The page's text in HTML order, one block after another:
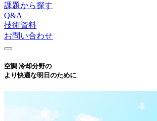
課題から探す
Q&A
技術資料
お問い合わせ
空調 冷却分野の
より快適な明日のために